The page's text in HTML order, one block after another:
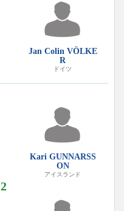
Jan Colin VÖLKE
R
ドイツ
2
Kari GUNNARSS
ON
アイスランド